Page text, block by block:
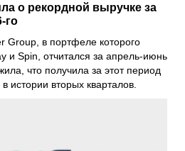
о рекордной выручке за
го
Group, в портфеле которого
и Spin, отчитался за апрель-июнь
что получила за этот период
истории вторых кварталов.